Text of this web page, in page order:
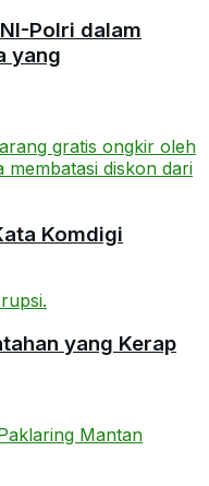
Polri dalam
yang
Komdigi
yang Kerap